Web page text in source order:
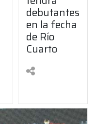
debutantes
en la fecha
de Río
Cuarto